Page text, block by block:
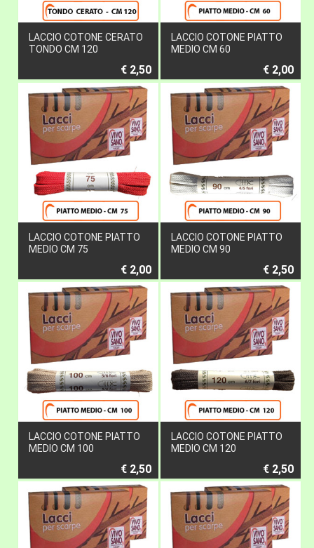
LACCIO COTONE CERATO
TONDO CM 120
€ 2,50
LACCIO COTONE PIATTO
MEDIO CM 60
€ 2,00
LACCIO COTONE PIATTO
MEDIO CM 75
€ 2,00
LACCIO COTONE PIATTO
MEDIO CM 90
€ 2,50
LACCIO COTONE PIATTO
MEDIO CM 100
€ 2,50
LACCIO COTONE PIATTO
MEDIO CM 120
€ 2,50